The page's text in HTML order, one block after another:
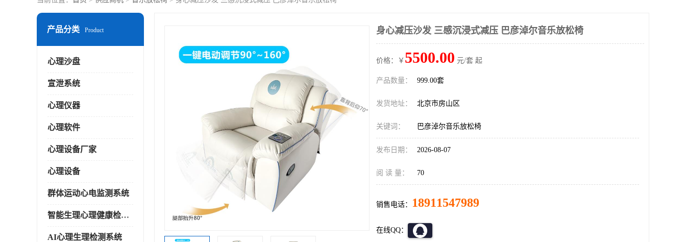
产品分类 Product
心理沙盘
宣泄系统
心理仪器
心理软件
心理设备厂家
心理设备
群体运动心电监测系统
智能生理心理健康检测系统
AI心理生理检测系统
身心减压沙发 三感沉浸式减压 巴彦淖尔音乐放松椅
价格：￥ 5500.00 元/套 起
产品数量： 999.00套
发货地址： 北京市房山区
关键词： 巴彦淖尔音乐放松椅
发布日期： 2026-08-07
阅 读 量： 70
销售电话： 18911547989
在线QQ：